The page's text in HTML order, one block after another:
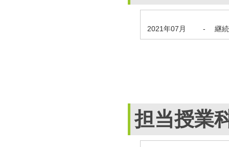
2021年07月 - 継
担当授業